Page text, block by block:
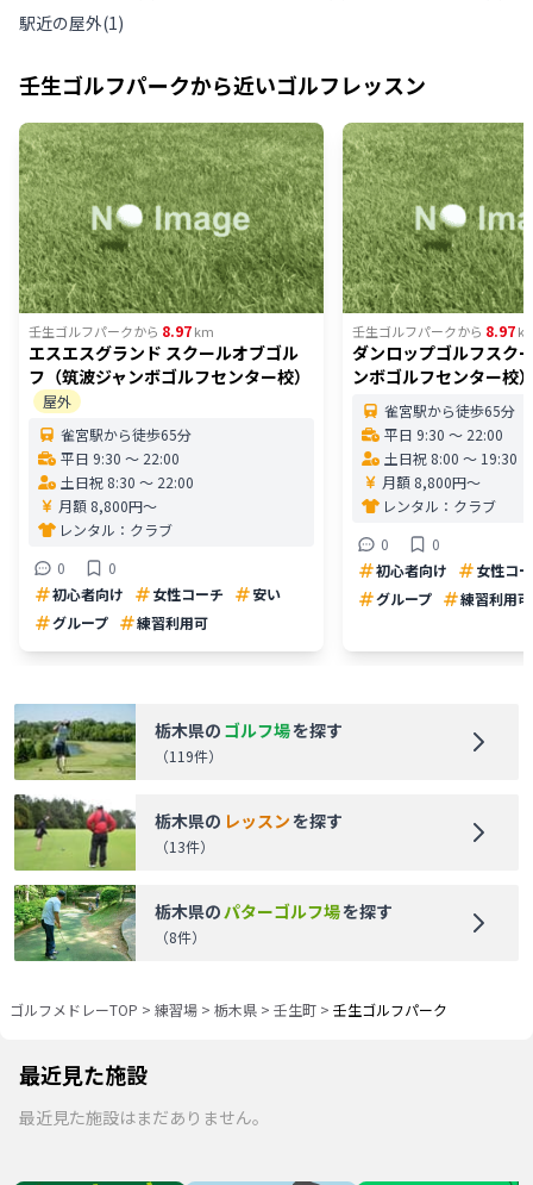
駅近の屋外(1)
壬生ゴルフパークから近いゴルフレッスン
壬生ゴルフパークから 8.97km
エスエスグランド スクールオブゴル
フ（筑波ジャンボゴルフセンター校）
屋外
雀宮駅から徒歩65分
平日 9:30 〜 22:00
土日祝 8:30 〜 22:00
月額 8,800円〜
レンタル： クラブ
0
0
初心者向け
女性コーチ
安い
グループ
練習利用可
壬生ゴルフパークから 8.97
ダンロップゴルフスク
ンボゴルフセンター校
雀宮駅から徒歩65分
平日 9:30 〜 22:00
土日祝 8:00 〜 19:30
月額 8,800円〜
レンタル： クラブ
0
0
初心者向け
女性コ
グループ
練習利用可
栃木県の ゴルフ場を探す
（119件）
栃木県の レッスンを探す
（13件）
栃木県のパターゴルフ場を探す
（8件）
ゴルフメドレーTOP > 練習場 > 栃木県 > 壬生町 > 壬生ゴルフパーク
最近見た施設
最近見た施設はまだありません。